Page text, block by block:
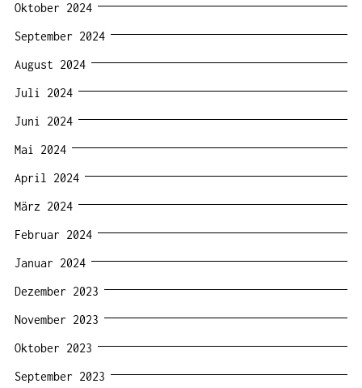
Oktober 2024
September 2024
August 2024
Juli 2024
Juni 2024
Mai 2024
April 2024
März 2024
Februar 2024
Januar 2024
Dezember 2023
November 2023
Oktober 2023
September 2023